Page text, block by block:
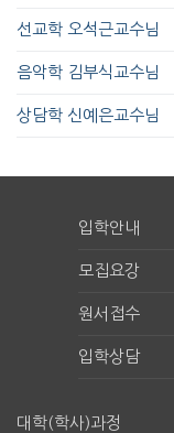
선교학 오석근교수님
음악학 김부식교수님
상담학 신예은교수님
입학안내
모집요강
원서접수
입학상담
대학(학사)과정